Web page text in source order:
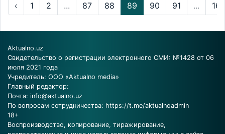
‹ 1 2 ... 87 88 89 90 91 ... 166
Aktualno.uz
Свидетельство о регистрации электронного СМИ: №1428 от 06
июля 2021 года
Учредитель: ООО «Aktualno media»
Главный редактор:
Почта: info@aktualno.uz
По вопросам сотрудничества: https://t.me/aktualnoadmin
18+
Воспроизводство, копирование, тиражирование,